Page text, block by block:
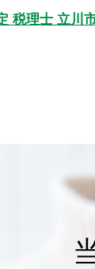
税理士 立川